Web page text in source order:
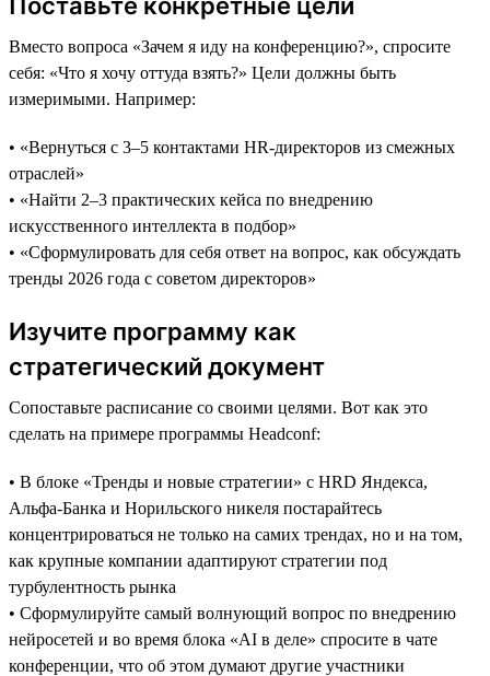
Вместо вопроса «Зачем я иду на конференцию?», спросите
себя: «Что я хочу оттуда взять?» Цели должны быть
измеримыми. Например:
• «Вернуться с 3–5 контактами HR-директоров из смежных
отраслей»
• «Найти 2–3 практических кейса по внедрению
искусственного интеллекта в подбор»
• «Сформулировать для себя ответ на вопрос, как обсуждать
тренды 2026 года с советом директоров»
Изучите программу как
стратегический документ
Сопоставьте расписание со своими целями. Вот как это
сделать на примере программы Headсonf:
• В блоке «Тренды и новые стратегии» с HRD Яндекса,
Альфа-Банка и Норильского никеля постарайтесь
концентрироваться не только на самих трендах, но и на том,
как крупные компании адаптируют стратегии под
турбулентность рынка
• Сформулируйте самый волнующий вопрос по внедрению
нейросетей и во время блока «AI в деле» спросите в чате
конференции, что об этом думают другие участники